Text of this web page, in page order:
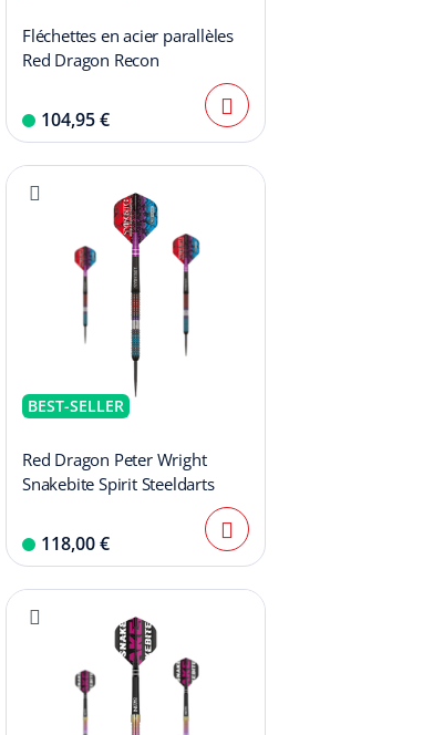
Fléchettes en acier parallèles
Red Dragon Recon
104,95 €
BEST-SELLER
Red Dragon Peter Wright
Snakebite Spirit Steeldarts
118,00 €